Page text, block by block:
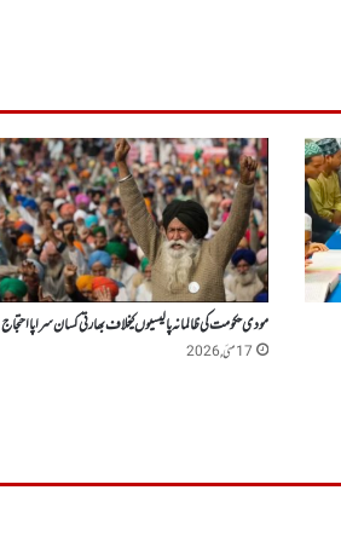
مودی حکومت کی ظالمانہ پالیسیوں کیخلاف بھارتی کسان سراپا احتجاج
17 مئی, 2026